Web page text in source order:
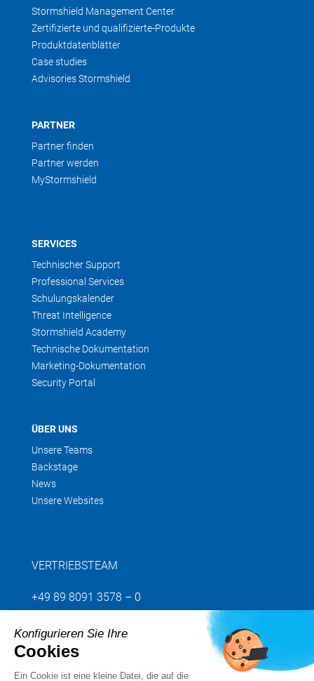
Stormshield Management Center
Zertifizierte und qualifizierte-Produkte
Produktdatenblätter
Case studies
Advisories Stormshield
PARTNER
Partner finden
Partner werden
MyStormshield
SERVICES
Technischer Support
Professional Services
Schulungskalender
Threat Intelligence
Stormshield Academy
Technische Dokumentation
Marketing-Dokumentation
Security Portal
ÜBER UNS
Unsere Teams
Backstage
News
Unsere Websites
VERTRIEBSTEAM
+49 89 8091 3578 – 0
Senden Sie uns Ihre Anfrage
Konfigurieren Sie Ihre
Cookies
Ein Cookie ist eine kleine Datei, die auf die